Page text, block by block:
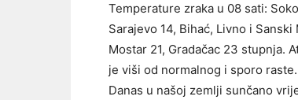
Temperature zraka u 08 sati:
Sarajevo 14, Bihać, Livno i
Mostar 21, Gradačac 23 stupnja.
je viši od normalnog i sporo raste.
Danas u našoj zemlji sunčano